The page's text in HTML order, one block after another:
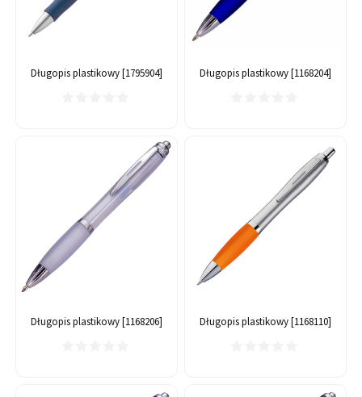
Długopis plastikowy [1795904] Długopis plastikowy [1168204]
Długopis plastikowy [1168206] Długopis plastikowy [1168110]